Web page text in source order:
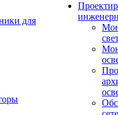
для